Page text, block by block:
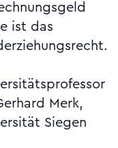
Merk,
Siegen